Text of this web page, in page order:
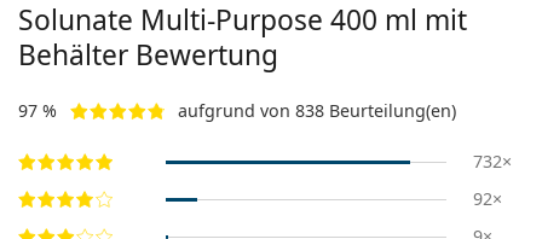
Solunate Multi-Purpose 400 ml mit
Behälter Bewertung
97 % aufgrund von 838 Beurteilung(en)
732×
92×